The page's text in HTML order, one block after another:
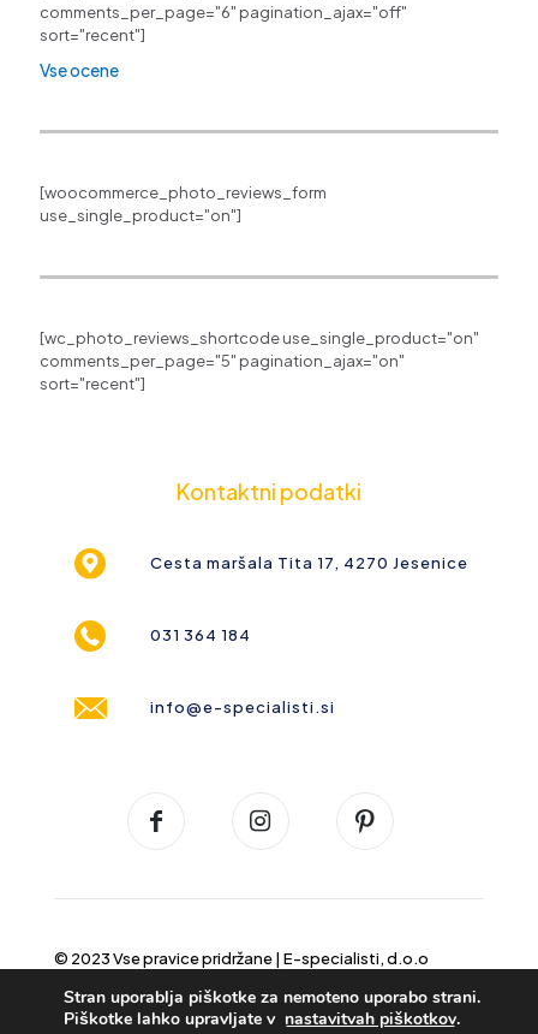
comments_per_page="6" pagination_ajax="off"
sort="recent"]
Vse ocene
[woocommerce_photo_reviews_form
use_single_product="on"]
[wc_photo_reviews_shortcode use_single_product="on"
comments_per_page="5" pagination_ajax="on"
sort="recent"]
Kontaktni podatki
Cesta maršala Tita 17, 4270 Jesenice
031 364 184
info@e-specialisti.si
© 2023 Vse pravice pridržane | E-specialisti, d.o.o
Stran uporablja piškotke za nemoteno uporabo strani.
Piškotke lahko upravljate v nastavitvah piškotkov.